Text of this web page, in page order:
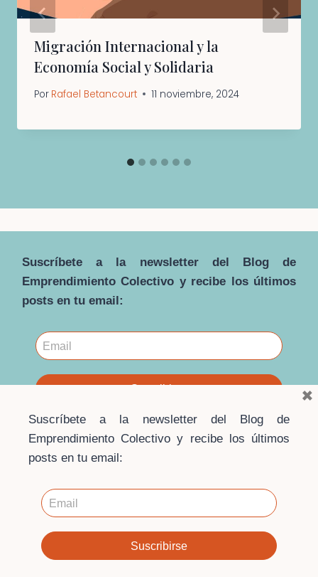
Migración Internacional y la
Economía Social y Solidaria
Por Rafael Betancourt 11 noviembre, 2024
Suscríbete a la newsletter del Blog de
Emprendimiento Colectivo y recibe los últimos
posts en tu email:
© 2026 · Blog Emprendimiento Colectivo ·
Escuela de
Contacto
Aviso Legal·Política de privacidad
Política
Suscríbete a la newsletter del Blog de
Emprendimiento Colectivo y recibe los últimos
posts en tu email:
×